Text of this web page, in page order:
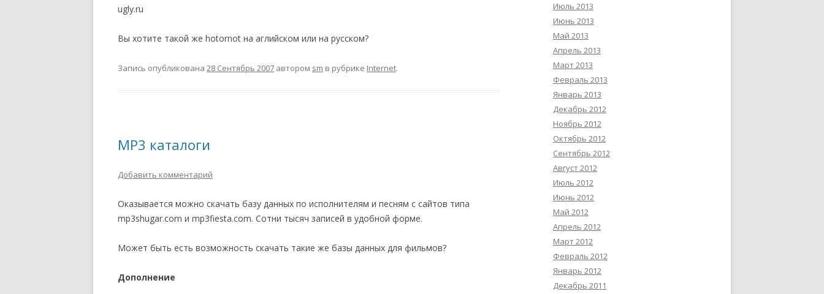
ugly.ru
Вы хотите такой же hotornot на аглийском или на русском?
Запись опубликована 28 Сентябрь 2007 автором sm в рубрике Internet.
MP3 каталоги
Добавить комментарий
Оказывается можно скачать базу данных по исполнителям и песням с сайтов типа
mp3shugar.com и mp3fiesta.com. Сотни тысяч записей в удобной форме.
Может быть есть возможность скачать такие же базы данных для фильмов?
Дополнение
Июль 2013
Июнь 2013
Май 2013
Апрель 2013
Март 2013
Февраль 2013
Январь 2013
Декабрь 2012
Ноябрь 2012
Октябрь 2012
Сентябрь 2012
Август 2012
Июль 2012
Июнь 2012
Май 2012
Апрель 2012
Март 2012
Февраль 2012
Январь 2012
Декабрь 2011